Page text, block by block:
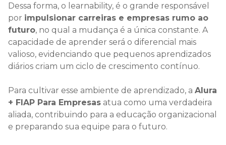
Dessa forma, o learnability, é o grande responsável
por impulsionar carreiras e empresas rumo ao
futuro, no qual a mudança é a única constante. A
capacidade de aprender será o diferencial mais
valioso, evidenciando que pequenos aprendizados
diários criam um ciclo de crescimento contínuo.
Para cultivar esse ambiente de aprendizado, a Alura
+ FIAP Para Empresas atua como uma verdadeira
aliada, contribuindo para a educação organizacional
e preparando sua equipe para o futuro.